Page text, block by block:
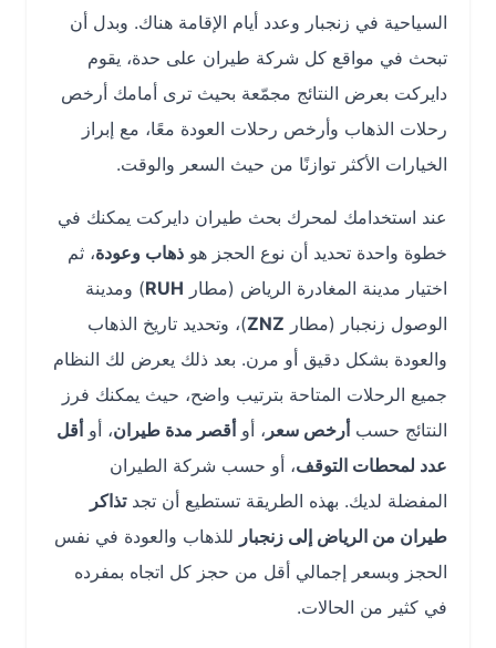
السياحية في زنجبار وعدد أيام الإقامة هناك. وبدل أن
تبحث في مواقع كل شركة طيران على حدة، يقوم
دايركت بعرض النتائج مجمّعة بحيث ترى أمامك أرخص
رحلات الذهاب وأرخص رحلات العودة معًا، مع إبراز
الخيارات الأكثر توازنًا من حيث السعر والوقت.
عند استخدامك لمحرك بحث طيران دايركت يمكنك في
خطوة واحدة تحديد أن نوع الحجز هوذهاب وعودة، ثم
اختيار مدينة المغادرة الرياض (مطارRUH ) ومدينة
الوصول زنجبار (مطارZNZ )، وتحديد تاريخ الذهاب
والعودة بشكل دقيق أو مرن. بعد ذلك يعرض لك النظام
جميع الرحلات المتاحة بترتيب واضح، حيث يمكنك فرز
النتائج حسبأرخص سعر ، أوأقصر مدة طيران، أوأقل
عدد لمحطات التوقف، أو حسب شركة الطيران
المفضلة لديك. بهذه الطريقة تستطيع أن تجدتذاكر
طيران من الرياض إلى زنجبار للذهاب والعودة في نفس
الحجز وبسعر إجمالي أقل من حجز كل اتجاه بمفرده
في كثير من الحالات.